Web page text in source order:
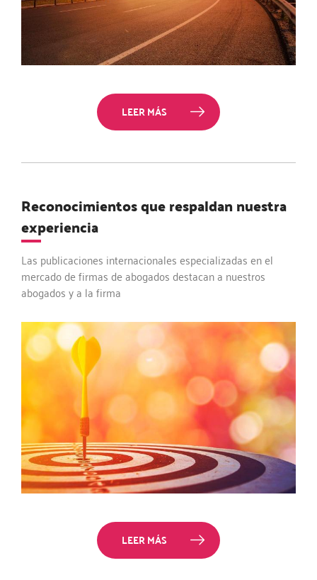
LEER MÁS
Reconocimientos que respaldan nuestra
experiencia
Las publicaciones internacionales especializadas en el
mercado de firmas de abogados destacan a nuestros
abogados y a la firma
LEER MÁS